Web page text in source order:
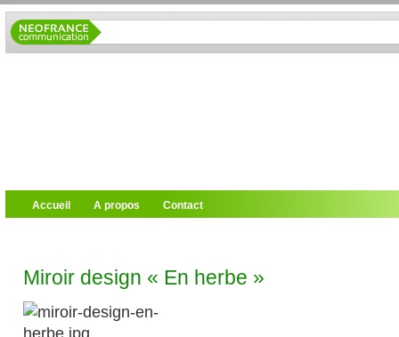
Accueil A propos Contact
Miroir design « En herbe »